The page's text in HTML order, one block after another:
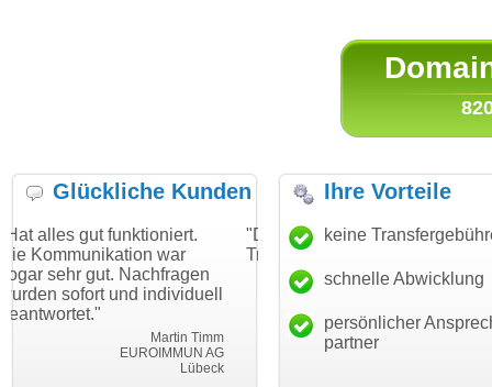
Glückliche Kunden
war
Nachfragen
individuell
"Danke für den schnellen
Transfer und guten Service!"
Thomas Schäfer
i can eckert communication GmbH
"Ich bin
haben. Die
mein
Ihre Vorteile
keine
schnelle Abwicklung
persönlicher
partner